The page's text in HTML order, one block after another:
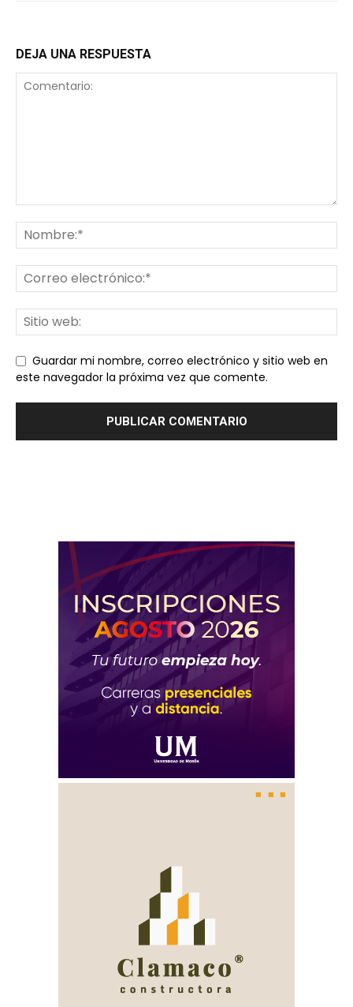
DEJA UNA RESPUESTA
Guardar mi nombre, correo electrónico y sitio web en
este navegador la próxima vez que comente.